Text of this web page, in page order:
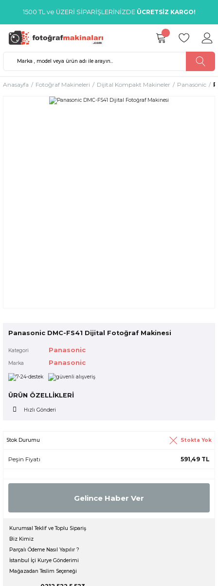
1500 TL ve ÜZERİ SİPARİŞLERİNİZDE ÜCRETSİZ KARGO!
Anasayfa Fotoğraf Makineleri Dijital Kompakt Makineler Panasonic
Panasonic DMC-FS41 Dijital Fotoğraf Makinesi
Kategori Panasonic
Marka Panasonic
ÜRÜN ÖZELLİKLERİ
Hızlı Gönderi
Stok Durumu Stokta Yok
Peşin Fiyatı 591,49 TL
Gelince Haber Ver
Kurumsal Teklif ve Toplu Sipariş
Biz Kimiz
Parçalı Ödeme Nasıl Yapılır ?
İstanbul İçi Kurye Gönderimi
Mağazadan Teslim Seçeneği